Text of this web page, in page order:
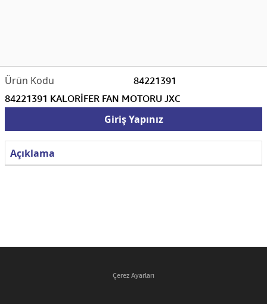
84221391
84221391 KALORİFER FAN MOTORU JXC
Giriş Yapınız
Açıklama
Çerez Ayarları